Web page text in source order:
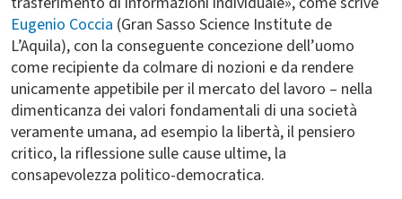
Eugenio Coccia (Gran Sasso Science Institute de
L’Aquila), con la conseguente concezione dell’uomo
come recipiente da colmare di nozioni e da rendere
unicamente appetibile per il mercato del lavoro – nella
dimenticanza dei valori fondamentali di una società
veramente umana, ad esempio la libertà, il pensiero
critico, la riflessione sulle cause ultime, la
consapevolezza politico-democratica.